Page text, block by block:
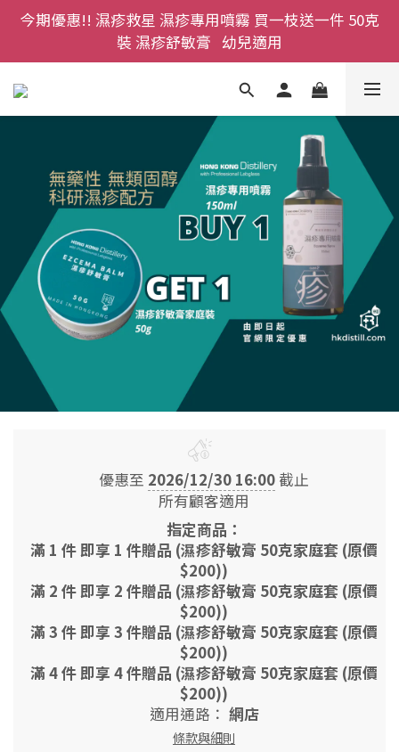
登記成為網店會員，即送$50購物金即刻用!!
首次購買 啤酒花咖啡因洗髮液 享8折優惠 不限購買量
今期優惠!! 濕疹救星 濕疹專用噴霧 買一枝送一件 50克
裝 濕疹舒敏膏   幼兒適用
登記成為網店會員，即送$50購物金即刻用!!
首次購買 啤酒花咖啡因洗髮液 享8折優惠 不限購買量
優惠至 2026/12/30 16:00 截止
所有顧客適用
指定商品：
滿 1 件 即享 1 件贈品 (濕疹舒敏膏 50克家庭套 (原價
$200))
滿 2 件 即享 2 件贈品 (濕疹舒敏膏 50克家庭套 (原價
$200))
滿 3 件 即享 3 件贈品 (濕疹舒敏膏 50克家庭套 (原價
$200))
滿 4 件 即享 4 件贈品 (濕疹舒敏膏 50克家庭套 (原價
$200))
適用通路： 網店
條款與細則